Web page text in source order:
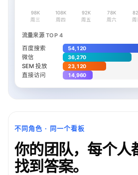
98K
周三
108K
周四
92K
周五
78K
周六
周
流量来源 TOP 4
百度搜索 54,120
微信
36,270
SEM 投放
23,120
直接访问
14,960
不同角色 · 同一个看板
你的团队，每个人
找到答案。